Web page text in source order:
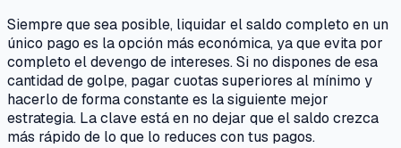
Siempre que sea posible, liquidar el saldo completo en un
único pago es la opción más económica, ya que evita por
completo el devengo de intereses. Si no dispones de esa
cantidad de golpe, pagar cuotas superiores al mínimo y
hacerlo de forma constante es la siguiente mejor
estrategia. La clave está en no dejar que el saldo crezca
más rápido de lo que lo reduces con tus pagos.